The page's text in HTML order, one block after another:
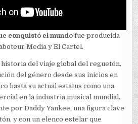
conquistó el mundo fue producida
Media y El Cartel.
del viaje global del reguetón,
del género desde sus inicios en
hasta su actual estatus como una
en la industria musical mundial.
por Daddy Yankee, una figura clave
y con un elenco estelar que